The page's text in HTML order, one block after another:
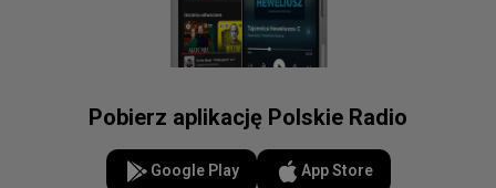
Pobierz aplikację Polskie Radio
Google Play App Store